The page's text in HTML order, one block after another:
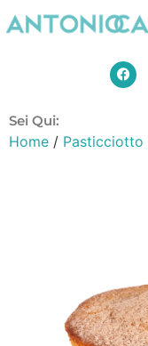
Sei Qui:
Home / Pasticciotto